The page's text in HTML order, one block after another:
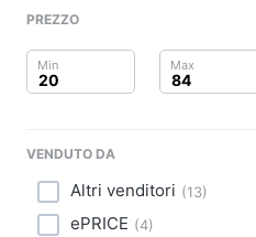
Prima infanzia
Abbigliamento
PREZZO
VENDUTO DA
Altri venditori (13)
ePRICE (4)